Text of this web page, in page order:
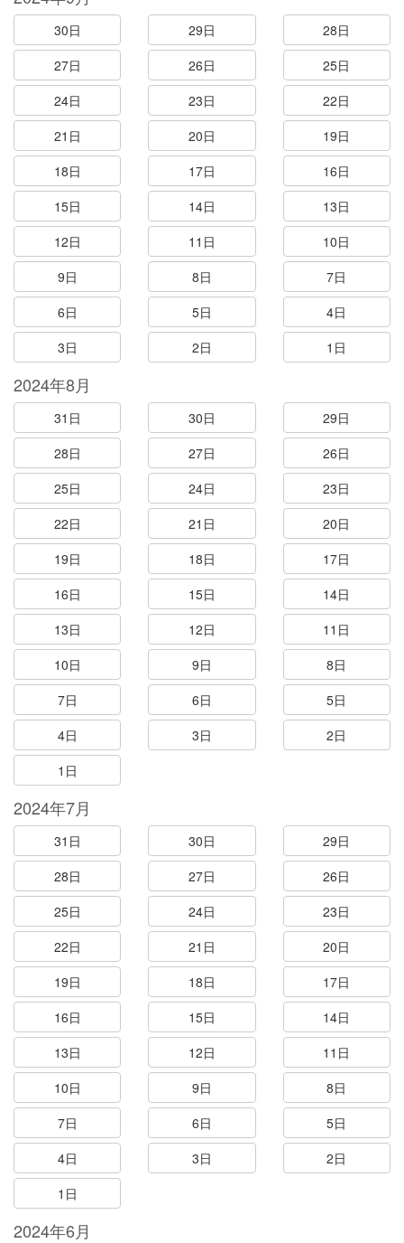
30日 29日
28日
27日
26日
25日
24日
23日
22日
21日
20日
19日
18日
17日
16日
15日
14日
13日
12日
11日
10日
9日
8日
7日
6日
5日
4日
3日
2日 1日
2024年8月
31日 30日
29日
28日
27日
26日
25日
24日
23日
22日
21日
20日
19日
18日
17日
16日
15日
14日
13日
12日
11日
10日
9日
8日
7日
6日
5日
4日
3日
2日
1日
2024年7月
31日 30日
29日
28日
27日
26日
25日
24日
23日
22日
21日
20日
19日
18日
17日
16日
15日
14日
13日
12日
11日
10日
9日
8日
7日
6日
5日
4日
3日
2日
1日
2024年6月